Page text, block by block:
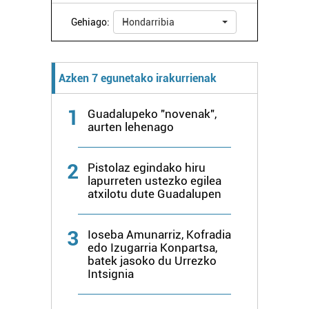
zure baimena Cookieen adierazpenean.
Webgune honek cookie propioak eta hirugarrenen cookie-
zerbitzuak hobetzeko asmoz, cookie teknologiaz
Gehiago: Hondarribia
Azken 7 egunetako irakurrienak
1
Guadalupeko "novenak",
aurten lehenago
2
Pistolaz egindako hiru
lapurreten ustezko egilea
atxilotu dute Guadalupen
3
Ioseba Amunarriz, Kofradia
edo Izugarria Konpartsa,
batek jasoko du Urrezko
Intsignia